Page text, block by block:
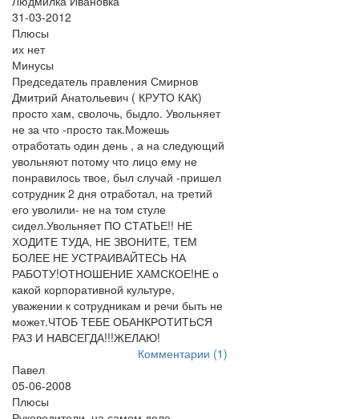
31-03-2012
Плюсы
их нет
Минусы
Председатель правления Смирнов
Дмитрий Анатольевич ( КРУТО КАК)
просто хам, сволочь, быдло. Увольняет
не за что -просто так.Можешь
отработать один день , а на следующий
увольняют потому что лицо ему не
понравилось твое, был случай -пришел
сотрудник 2 дня отработал, на третий
его уволили- не на том стуле
сидел.Увольняет ПО СТАТЬЕ!! НЕ
ХОДИТЕ ТУДА, НЕ ЗВОНИТЕ, ТЕМ
БОЛЕЕ НЕ УСТРАИВАЙТЕСЬ НА
РАБОТУ!ОТНОШЕНИЕ ХАМСКОЕ!НЕ о
какой корпоративной культуре,
уважении к сотрудникам и речи быть не
может.ЧТОБ ТЕБЕ ОБАНКРОТИТЬСЯ
РАЗ И НАВСЕГДА!!!ЖЕЛАЮ!
Комментарии (1)
Павел
05-06-2008
Плюсы